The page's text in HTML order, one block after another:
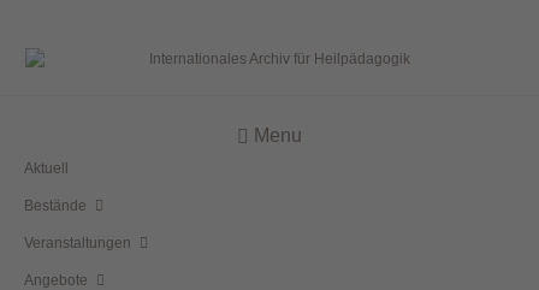
Menu
Aktuell
Bestände
Veranstaltungen
Angebote